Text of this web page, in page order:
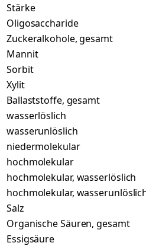
Stärke
Oligosaccharide
Zuckeralkohole, gesamt
Mannit
Sorbit
Xylit
Ballaststoffe, gesamt
wasserlöslich
wasserunlöslich
niedermolekular
hochmolekular
hochmolekular, wasserlöslich
hochmolekular,
Salz
Organische Säuren, gesamt
Essigsäure